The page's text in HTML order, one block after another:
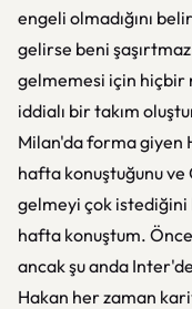
engeli olmadığını
gelirse beni
gelmemesi için hiçbir
iddialı bir takım
Milan'da forma giyen
hafta konuştuğunu
gelmeyi çok
hafta konuştum.
ancak şu anda
Hakan her zaman